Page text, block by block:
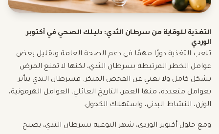
التغذية للوقاية من سرطان الثدي: دليلك الصحي في أكتوبر
الوردي
تلعب التغذية دورًا مهمًا في دعم الصحة العامة وتقليل بعض
عوامل الخطر المرتبطة بسرطان الثدي، لكنها لا تمنع المرض
بشكل كامل ولا تغني عن الفحص المبكر. فسرطان الثدي يتأثر
بعوامل متعددة، منها العمر، التاريخ العائلي، العوامل الهرمونية،
الوزن، النشاط البدني، واستهلاك الكحول.
ومع حلول أكتوبر الوردي، شهر التوعية بسرطان الثدي، يصبح